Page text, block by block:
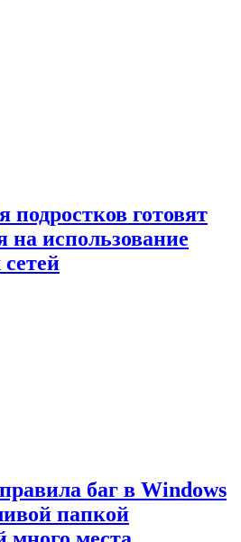
подростков готовят
на использование
баг в Windows
папкой